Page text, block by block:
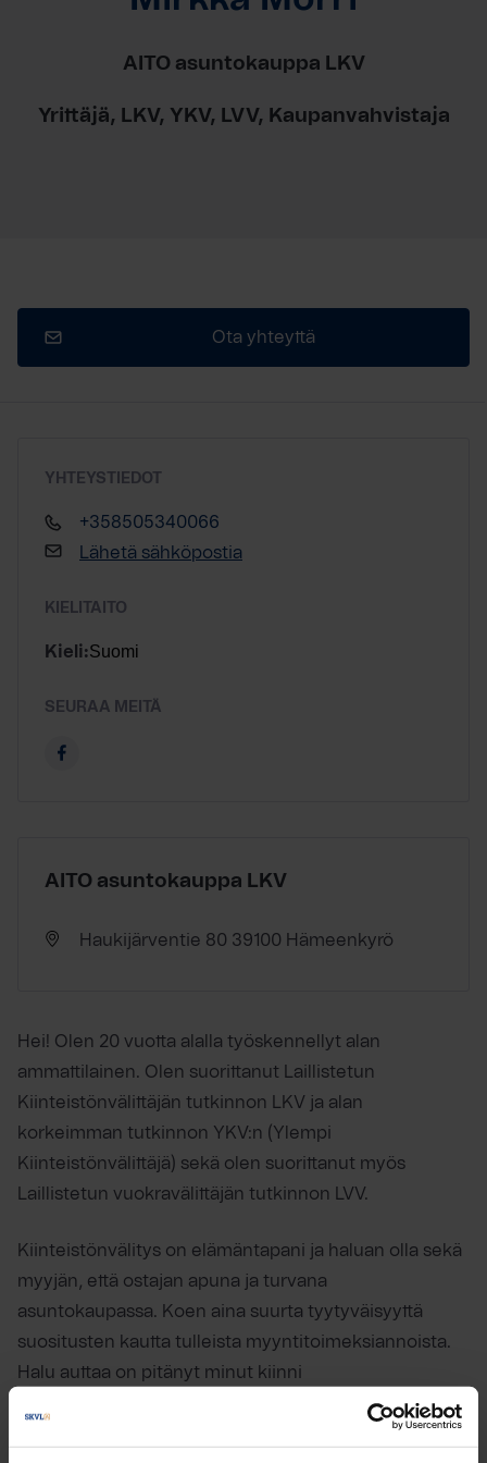
AITO asuntokauppa LKV
Yrittäjä, LKV, YKV, LVV, Kaupanvahvistaja
Ota yhteyttä
YHTEYSTIEDOT
+358505340066
Lähetä sähköpostia
KIELITAITO
Kieli:Suomi
SEURAA MEITÄ
AITO asuntokauppa LKV
Haukijärventie 80 39100 Hämeenkyrö
Hei! Olen 20 vuotta alalla työskennellyt alan
ammattilainen. Olen suorittanut Laillistetun
Kiinteistönvälittäjän tutkinnon LKV ja alan
korkeimman tutkinnon YKV:n (Ylempi
Kiinteistönvälittäjä) sekä olen suorittanut myös
Laillistetun vuokravälittäjän tutkinnon LVV.
Kiinteistönvälitys on elämäntapani ja haluan olla sekä
myyjän, että ostajan apuna ja turvana
asuntokaupassa. Koen aina suurta tyytyväisyyttä
suositusten kautta tulleista myyntitoimeksiannoista.
Halu auttaa on pitänyt minut kiinni
kiinteistönvälityksessä. Olen AITO asuntokauppias!